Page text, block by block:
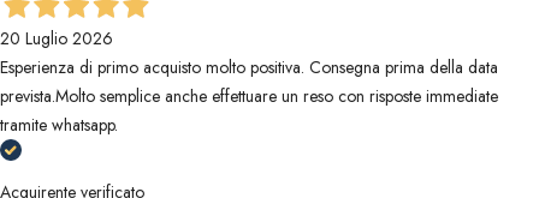
20 Luglio 2026
Esperienza di primo acquisto molto positiva. Consegna prima della data
prevista.Molto semplice anche effettuare un reso con risposte immediate
tramite whatsapp.
Acquirente verificato